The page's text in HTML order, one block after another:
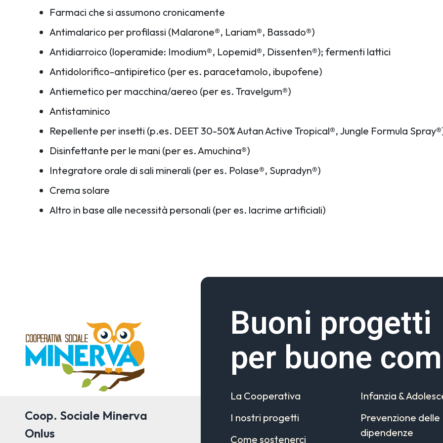
Farmaci che si assumono cronicamente
Antimalarico per profilassi (Malarone®, Lariam®, Bassado®)
Antidiarroico (loperamide: Imodium®, Lopemid®, Dissenten®); fermenti lattici
Antidolorifico-antipiretico (per es. paracetamolo, ibupofene)
Antiemetico per macchina/aereo (per es. Travelgum®)
Antistaminico
Repellente per insetti (p.es. DEET 30-50% Autan Active Tropical®, Jungle Formula
Disinfettante per le mani (per es. Amuchina®)
Integratore orale di sali minerali (per es. Polase®, Supradyn®)
Crema solare
Altro in base alle necessità personali (per es. lacrime artificiali)
Coop. Sociale Minerva
Onlus
Buoni progetti
per buone
La Cooperativa
I nostri progetti
Come sostenerci
Infanzia &
Prevenzione delle
dipendenze